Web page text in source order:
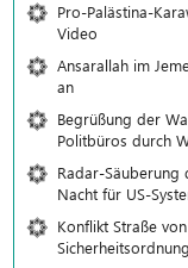
Pro-Palästina-
Video
Ansarallah im
an
Begrüßung der
Politbüros durch
Radar-Säuberung
Nacht für US-
Konflikt Straße